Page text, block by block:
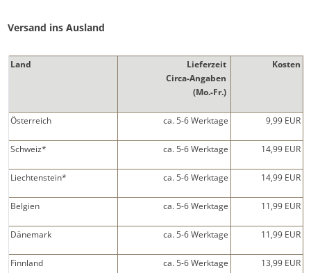
Versand ins Ausland
Land
Lieferzeit
Circa-Angaben
(Mo.-Fr.)
Kosten
Österreich ca. 5-6 Werktage 9,99 EUR
Schweiz* ca. 5-6 Werktage 14,99 EUR
Liechtenstein* ca. 5-6 Werktage 14,99 EUR
Belgien ca. 5-6 Werktage 11,99 EUR
Dänemark ca. 5-6Werktage 11,99 EUR
Finnland ca. 5-6Werktage 13,99 EUR